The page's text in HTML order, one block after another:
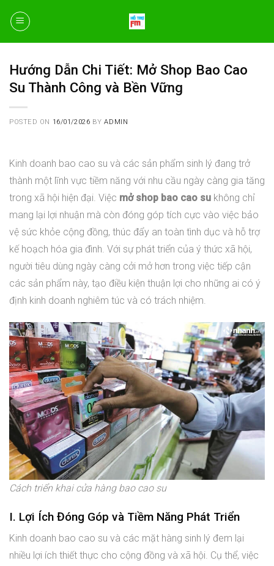
content
Hướng Dẫn Chi Tiết: Mở Shop Bao Cao
Su Thành Công và Bền Vững
POSTED ON 16/01/2026 BYADMIN
Kinh doanh bao cao su và các sản phẩm sinh lý đang trở
thành một lĩnh vực tiềm năng với nhu cầu ngày càng gia tăng
trong xã hội hiện đại. Việc mở shop bao cao su không chỉ
mang lại lợi nhuận mà còn đóng góp tích cực vào việc bảo
vệ sức khỏe cộng đồng, thúc đẩy an toàn tình dục và hỗ trợ
kế hoạch hóa gia đình. Với sự phát triển của ý thức xã hội,
người tiêu dùng ngày càng cởi mở hơn trong việc tiếp cận
các sản phẩm này, tạo điều kiện thuận lợi cho những ai có ý
định kinh doanh nghiêm túc và có trách nhiệm.
Cách triển khai cửa hàng bao cao su
I. Lợi Ích Đóng Góp và Tiềm Năng Phát Triển
Kinh doanh bao cao su và các mặt hàng sinh lý đem lại
nhiều lợi ích thiết thực cho cộng đồng và xã hội. Cụ thể, việc